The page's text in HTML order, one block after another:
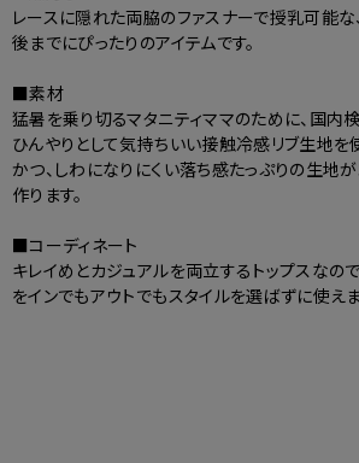
レースに隠れた両脇のファスナーで授乳可能
後までにぴったりのアイテムです。
■素材
猛暑を乗り切るマタニティママのために、国内
ひんやりとして気持ちいい接触冷感リブ生地を
かつ、しわになりにくい落ち感たっぷりの生地
作ります。
■コーディネート
キレイめとカジュアルを両立するトップスなので
をインでもアウトでもスタイルを選ばずに使えま